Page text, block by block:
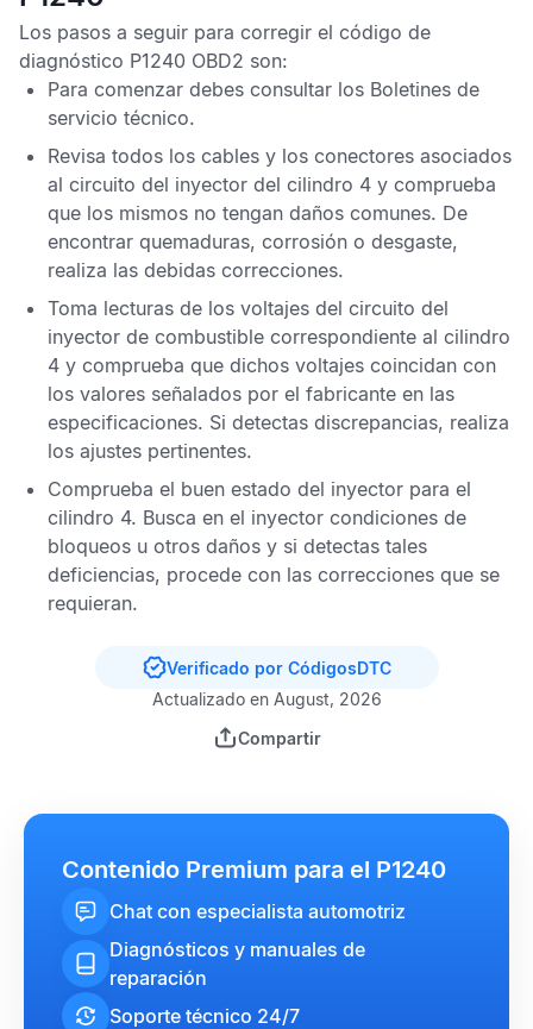
Los pasos a seguir para corregir el código de
diagnóstico P1240 OBD2 son:
Para comenzar debes consultar los Boletines de
servicio técnico.
Revisa todos los cables y los conectores asociados
al circuito del inyector del cilindro 4 y comprueba
que los mismos no tengan daños comunes. De
encontrar quemaduras, corrosión o desgaste,
realiza las debidas correcciones.
Toma lecturas de los voltajes del circuito del
inyector de combustible correspondiente al cilindro
4 y comprueba que dichos voltajes coincidan con
los valores señalados por el fabricante en las
especificaciones. Si detectas discrepancias, realiza
los ajustes pertinentes.
Comprueba el buen estado del inyector para el
cilindro 4. Busca en el inyector condiciones de
bloqueos u otros daños y si detectas tales
deficiencias, procede con las correcciones que se
requieran.
Verificado por CódigosDTC
Actualizado en August, 2026
Compartir
Contenido Premium para el P1240
Chat con especialista automotriz
Diagnósticos y manuales de
reparación
Soporte técnico 24/7